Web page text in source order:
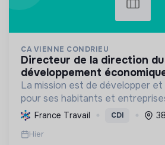
CA VIENNE CONDRIEU
directeur de la direction du
développement
La mission est de développer
pour ses habitants et
développement économique,
l'action sociale, avec un fort
tr...
France Travail CDI
Hier